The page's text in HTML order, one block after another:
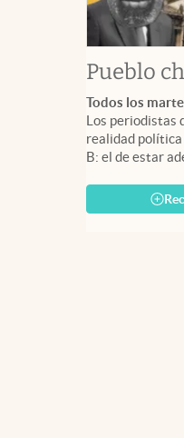
Pueblo
Todos los
Los periodistas
realidad política
B: el de estar